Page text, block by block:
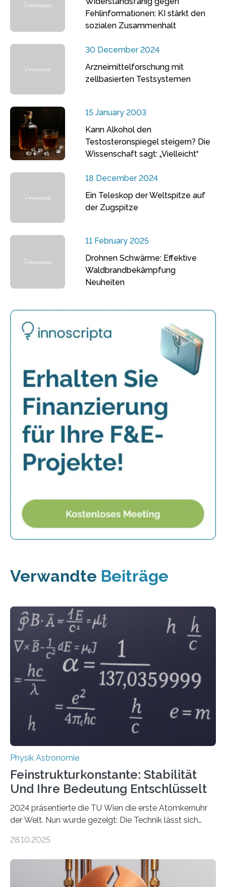
Fehlinformationen: KI stärkt den
sozialen Zusammenhalt
30 December 2024
Arzneimittelforschung mit
zellbasierten Testsystemen
15 January 2003
Kann Alkohol den
Testosteronspiegel steigern? Die
Wissenschaft sagt: „Vielleicht“
18 December 2024
Ein Teleskop der Weltspitze auf
der Zugspitze
11 February 2025
Drohnen Schwärme: Effektive
Waldbrandbekämpfung
Neuheiten
Verwandte Beiträge
Physik Astronomie
Feinstrukturkonstante: Stabilität
Und Ihre Bedeutung Entschlüsselt
2024 präsentierte die TU Wien die erste Atomkernuhr
der Welt. Nun wurde gezeigt: Die Technik lässt sich
fundamentalen Physik nachzugehen. Thorium-
Messungen verwenden. Das hatte man jahrzehntelang
vermutet, weltweit war nach den passenden
28.10.2025